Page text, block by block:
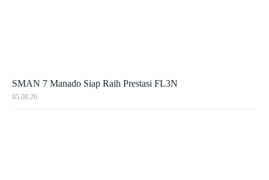
SMAN 7 Manado Siap Raih Prestasi FL3N
05.08.26